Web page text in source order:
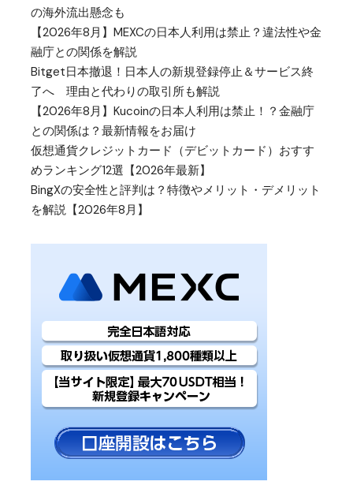
の海外流出懸念も
【2026年8月】MEXCの日本人利用は禁止？違法性や金
融庁との関係を解説
Bitget日本撤退！日本人の新規登録停止＆サービス終
了へ 理由と代わりの取引所も解説
【2026年8月】Kucoinの日本人利用は禁止！？金融庁
との関係は？最新情報をお届け
仮想通貨クレジットカード（デビットカード）おすす
めランキング12選【2026年最新】
BingXの安全性と評判は？特徴やメリット・デメリット
を解説【2026年8月】